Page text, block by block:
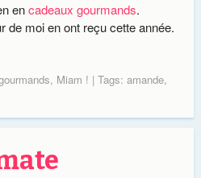
encadeaux gourmands.
de moi en ont reçu cette année.
, Miam ! | Tags: amande,